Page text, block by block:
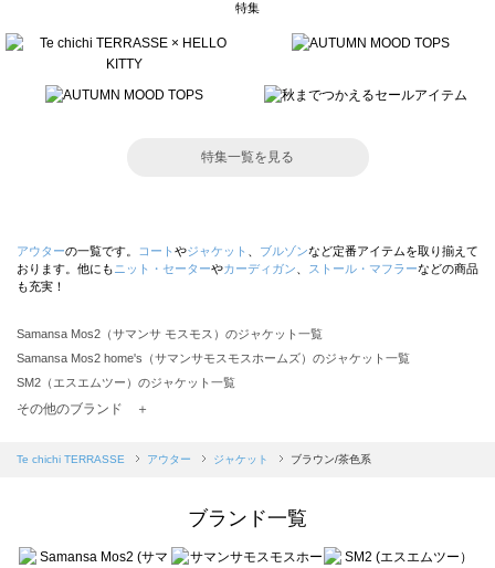
特集
特集一覧を見る
アウターの一覧です。 コート やジャケット ブルゾンなど定番アイテムを取り揃えて
おります。他にも ニット・セーターやカーディガン ストール・マフラーなどの商品
も充実！
Samansa Mos2（サマンサ モスモス）のジャケット一覧
Samansa Mos2 home's（サマンサモスモスホームズ）のジャケット一覧
SM2（エスエムツー）のジャケット一覧
TSUHARU by Samansa Mos2（ツハルバイサマンサモスモス）のジャケット一覧
Samansa Mos2 blue（サマンサモスモス ブルー）のジャケット一覧
sō4ū（ソウフォーユー）のジャケット一覧
Te chichi（テチチ）のジャケット一覧
その他のブランド ＋
Te chichi TERRASSE アウター ジャケット ブラウン/茶色系
ブランド一覧